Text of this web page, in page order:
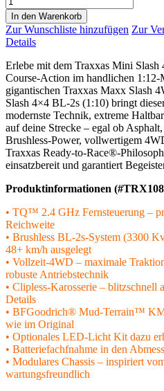
In den Warenkorb
Zur Wunschliste hinzufügen Zur
Details
Erlebe mit dem Traxxas Mini Slash
Course-Action im handlichen 1:12-
gigantischen Traxxas Maxx Slash
Slash 4×4 BL-2s (1:10) bringt
modernste Technik, extreme
auf deine Strecke – egal ob
Brushless-Power, vollwertigem
Traxxas Ready-to-Race®-
einsatzbereit und garantiert
Produktinformationen
• TQ™ 2.4 GHz Fernsteuerung –
Reichweite
• Brushless BL-2s-System (3300
48+ km/h ausgelegt
• Vollzeit-4WD – maximale
robuste Antriebstechnik
• Clipless-Karosserie – blitzschnell
Details
• BFGoodrich® Mud-Terrain™
wie im Original
• Optionales LED-Licht Kit dazu
• Batteriefachfnahme in den
• Modulares Chassis – inspiriert
wartungsfreundlich